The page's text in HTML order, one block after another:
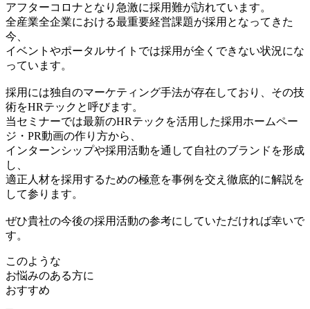
アフターコロナとなり急激に採用難が訪れています。
全産業全企業における最重要経営課題が採用となってきた
今、
イベントやポータルサイトでは採用が全くできない状況にな
っています。
採用には独自のマーケティング手法が存在しており、その技
術をHRテックと呼びます。
当セミナーでは最新のHRテックを活用した採用ホームペー
ジ・ PR動画の作り方から、
インターンシップや採用活動を通して 自社のブランド を形成
し、
適正人材を採用するための極意を事例を交え徹底的に解説を
して参ります。
ぜひ貴社の今後の採用活動の参考にしていただければ幸いで
す。
このような
お悩みのある方に
おすすめ